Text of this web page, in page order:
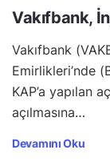
Vakıfbank,
Vakıfbank
Emirlikleri’nde
KAP’a yapılan
açılmasına…
Devamını Oku